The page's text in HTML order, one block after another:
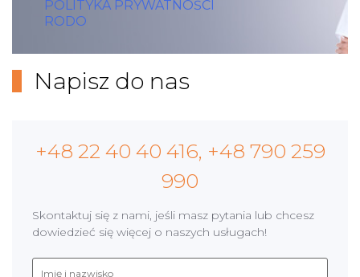
POLITYKA PRYWATNOŚCI
RODO
Napisz do nas
+48 22 40 40 416, +48 790 259
990
Skontaktuj się z nami, jeśli masz pytania lub chcesz
dowiedzieć się więcej o naszych usługach!